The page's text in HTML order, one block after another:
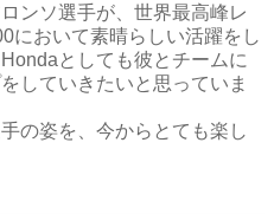
ンソ選手が、世界最高峰レ
において素晴らしい活躍をし
としても彼とチームに
していきたいと思っていま
の姿を、今からとても楽し